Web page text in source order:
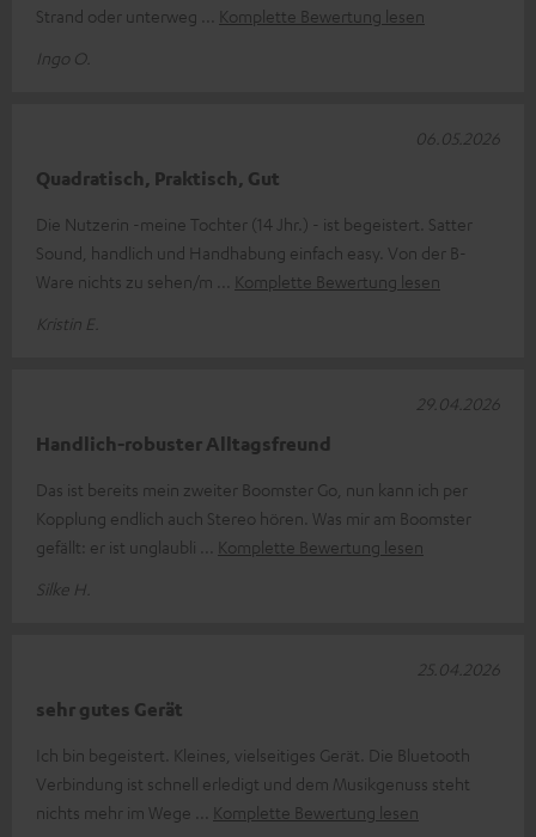
Strand oder unterweg
Komplette Bewertung lesen
Ingo O.
Quadratisch, Praktisch, Gut
Die Nutzerin -meine Tochter (14 Jhr.) - ist begeistert. Satter
Sound, handlich und Handhabung einfach easy. Von der B-
Ware nichts zu sehen/m
Komplette Bewertung lesen
Kristin E.
06.05.2026
Handlich-robuster Alltagsfreund
Das ist bereits mein zweiter Boomster Go, nun kann ich per
Kopplung endlich auch Stereo hören. Was mir am Boomster
gefällt: er ist unglaubli
Komplette Bewertung lesen
Silke H.
29.04.2026
sehr gutes Gerät
Ich bin begeistert. Kleines, vielseitiges Gerät. Die Bluetooth
Verbindung ist schnell erledigt und dem Musikgenuss steht
nichts mehr im Wege
Komplette Bewertung lesen
25.04.2026